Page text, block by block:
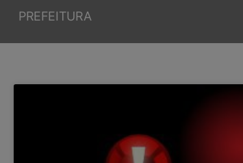
PREFEITURA